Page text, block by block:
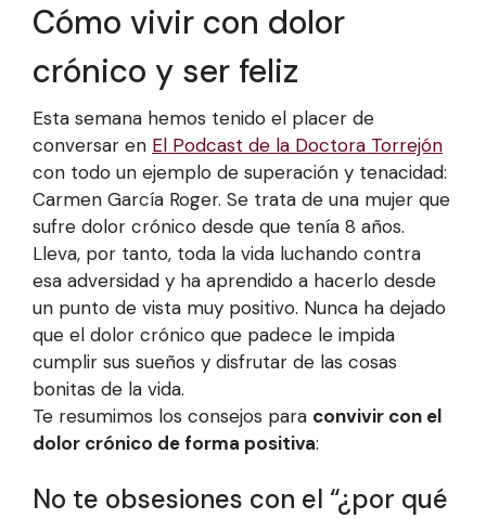
Cómo vivir con dolor
crónico y ser feliz
Esta semana hemos tenido el placer de
conversar en El Podcast de la Doctora Torrejón
con todo un ejemplo de superación y tenacidad:
Carmen García Roger. Se trata de una mujer que
sufre dolor crónico desde que tenía 8 años.
Lleva, por tanto, toda la vida luchando contra
esa adversidad y ha aprendido a hacerlo desde
un punto de vista muy positivo. Nunca ha dejado
que el dolor crónico que padece le impida
cumplir sus sueños y disfrutar de las cosas
bonitas de la vida.
Te resumimos los consejos para convivir con el
dolor crónico de forma positiva:
No te obsesiones con el “¿por qué